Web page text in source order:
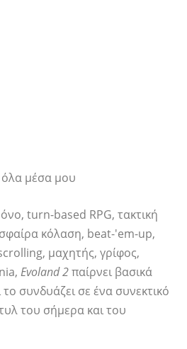
όλα μέσα μου
turn-based RPG, τακτική
σφαίρα κόλαση, beat-'em-up,
μαχητής, γρίφος,
Evoland 2παίρνει βασικά
το συνδυάζει σε ένα συνεκτικό
του σήμερα και του